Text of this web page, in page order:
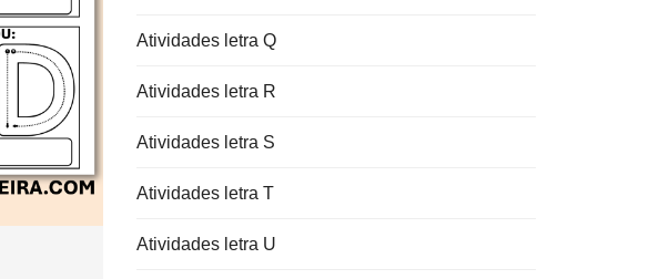
Atividades letra Q
Atividades letra R
Atividades letra S
Atividades letra T
Atividades letra U